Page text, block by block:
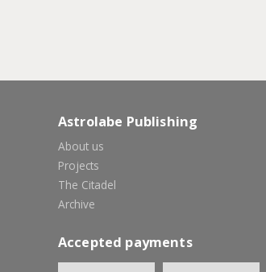
Astrolabe Publishing
About us
Projects
The Citadel
Archive
Accepted payments